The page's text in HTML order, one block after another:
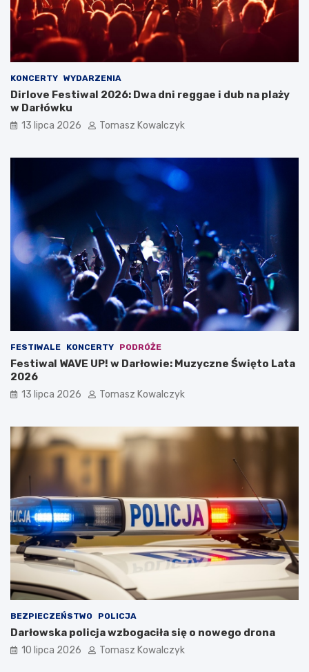
KONCERTY WYDARZENIA
Dirlove Festiwal 2026: Dwa dni reggae i dub na plaży
w Darłówku
13 lipca 2026 Tomasz Kowalczyk
FESTIWALE KONCERTY PODRÓŻE
Festiwal WAVE UP! w Darłowie: Muzyczne Święto Lata
2026
13 lipca 2026 Tomasz Kowalczyk
BEZPIECZEŃSTWO POLICJA
Darłowska policja wzbogaciła się o nowego drona
10 lipca 2026 Tomasz Kowalczyk